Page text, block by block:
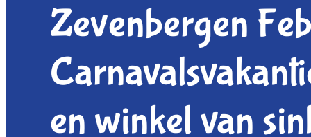
Zevenbergen
en winkel van